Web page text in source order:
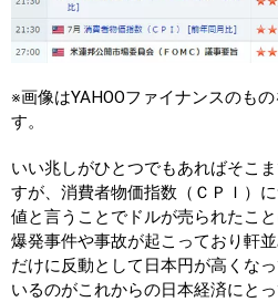
※画像はYAHOOファイナンスのも
す。
いい兆しがひとつでもあればそこ
すが、消費者物価指数（ＣＰＩ）
値と言うことでドルが売られたこ
爆発事件や事故が起こっており軒
だけに反動として日本円が高くな
いるのがこれからの日本経済にと